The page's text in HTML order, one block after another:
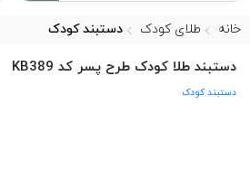
خانه طلای کودک دستبند کودک
دستبند طلا کودک طرح پسر کد KB389
دستبند کودک